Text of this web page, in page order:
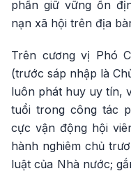
phần giữ vững ổn
nạn xã hội trên địa
Trên cương vị Phó
(trước sáp nhập là
luôn phát huy uy tín,
tuổi trong công tác
cực vận động hội
hành nghiêm chủ
luật của Nhà nước;